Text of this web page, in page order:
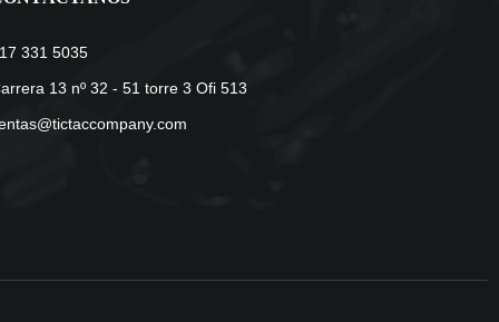
331 5035
13 nº 32 - 51 torre 3 Ofi 513